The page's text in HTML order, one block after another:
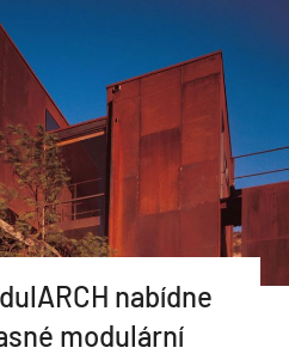
nabídne
modulární